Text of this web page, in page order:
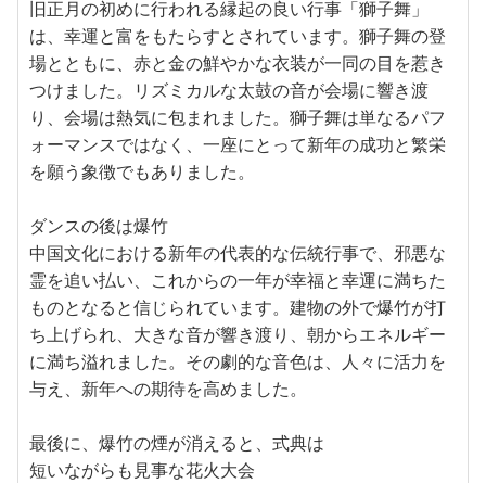
旧正月の初めに行われる縁起の良い行事「獅子舞」
は、幸運と富をもたらすとされています。獅子舞の登
場とともに、赤と金の鮮やかな衣装が一同の目を惹き
つけました。リズミカルな太鼓の音が会場に響き渡
り、会場は熱気に包まれました。獅子舞は単なるパフ
ォーマンスではなく、一座にとって新年の成功と繁栄
を願う象徴でもありました。
ダンスの後は爆竹
中国文化における新年の代表的な伝統行事で、邪悪な
霊を追い払い、これからの一年が幸福と幸運に満ちた
ものとなると信じられています。建物の外で爆竹が打
ち上げられ、大きな音が響き渡り、朝からエネルギー
に満ち溢れました。その劇的な音色は、人々に活力を
与え、新年への期待を高めました。
最後に、爆竹の煙が消えると、式典は
短いながらも見事な花火大会